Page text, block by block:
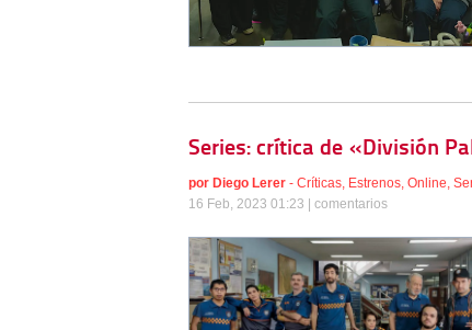
Series: crítica de «División
por Diego Lerer - Críticas Estrenos Online
16 Feb, 2023 01:23 | comentarios